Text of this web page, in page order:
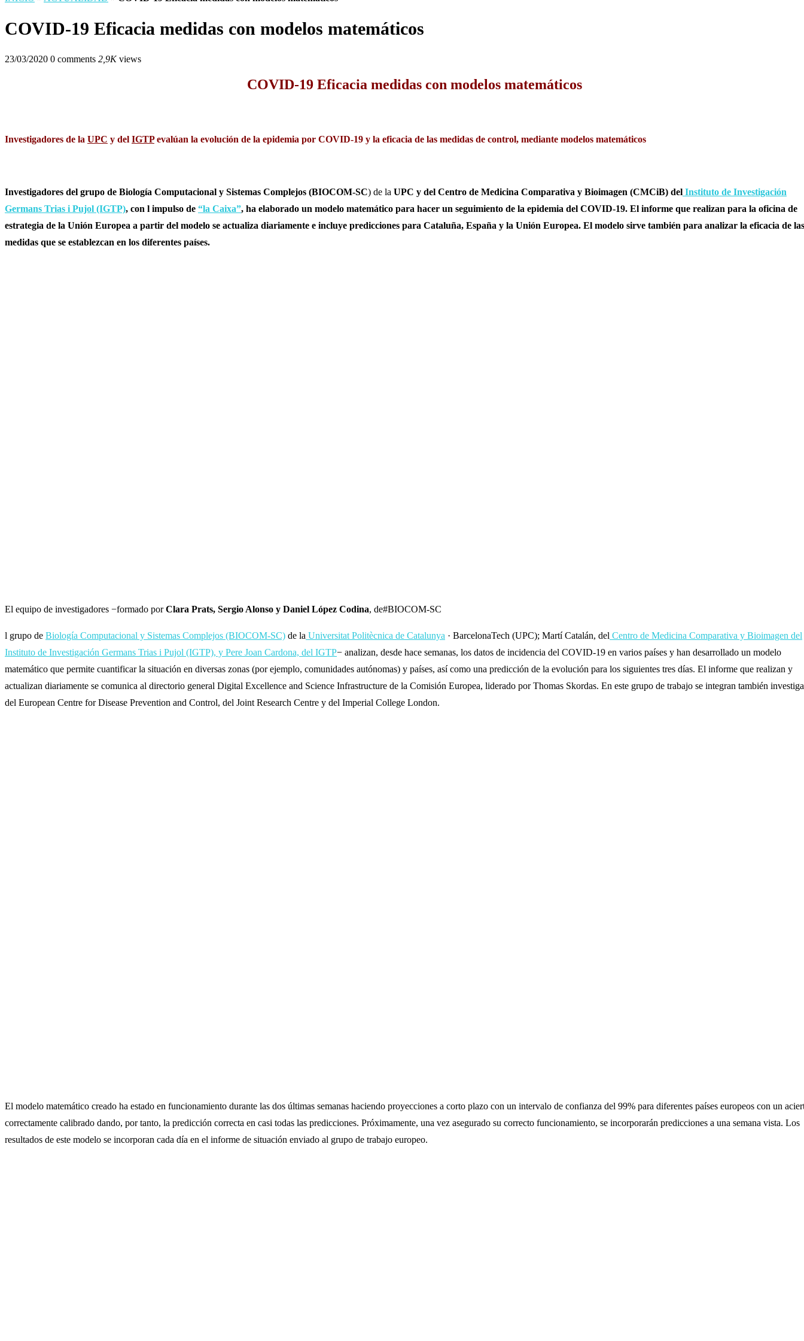
COVID-19 Eficacia medidas con modelos matemáticos
23/03/2020 0 comments 2,9Kviews
COVID-19 Eficacia medidas con modelos matemáticos
Investigadores de la UPC y del IGTPevalúan la evolución de la epidemia por COVID-19 y la eficacia de las medidas de control, mediante modelos matemáticos
Investigadores del grupo de Biología Computacional y Sistemas Complejos (BIOCOM-SC) de la UPC y del Centro de Medicina Comparativa y Bioimagen (CMCiB) del Instituto de Investigación
Germans Trias i Pujol (IGTP), con l impulso de “la Caixa”, ha elaborado un modelo matemático para hacer un seguimiento de la epidemia del COVID-19. El informe que realizan para la oficina de
estrategia de la Unión Europea a partir del modelo se actualiza diariamente e incluye predicciones para Cataluña, España y la Unión Europea. El modelo sirve también para analizar la eficacia de las
medidas que se establezcan en los diferentes países.
El equipo de investigadores −formado porClara Prats, Sergio Alonso y Daniel López Codina, de#BIOCOM-SC
l grupo de Biología Computacional y Sistemas Complejos (BIOCOM-SC) de la Universitat Politècnica de Catalunya · BarcelonaTech (UPC); Martí Catalán, del Centro de Medicina Comparativa y Bioimagen del
Instituto de Investigación Germans Trias i Pujol (IGTP), y Pere Joan Cardona, del IGTP− analizan, desde hace semanas, los datos de incidencia del COVID-19 en varios países y han desarrollado un modelo
matemático que permite cuantificar la situación en diversas zonas (por ejemplo, comunidades autónomas) y países, así como una predicción de la evolución para los siguientes tres días. El informe que realizan y
actualizan diariamente se comunica al directorio general Digital Excellence and Science Infrastructure de la Comisión Europea, liderado por Thomas Skordas. En este grupo de trabajo se integran también
del European Centre for Disease Prevention and Control, del Joint Research Centre y del Imperial College London.
El modelo matemático creado ha estado en funcionamiento durante las dos últimas semanas haciendo proyecciones a corto plazo con un intervalo de confianza del 99% para diferentes países europeos con un
correctamente calibrado dando, por tanto, la predicción correcta en casi todas las predicciones. Próximamente, una vez asegurado su correcto funcionamiento, se incorporarán predicciones a una semana vista. Los
resultados de este modelo se incorporan cada día en el informe de situación enviado al grupo de trabajo europeo.